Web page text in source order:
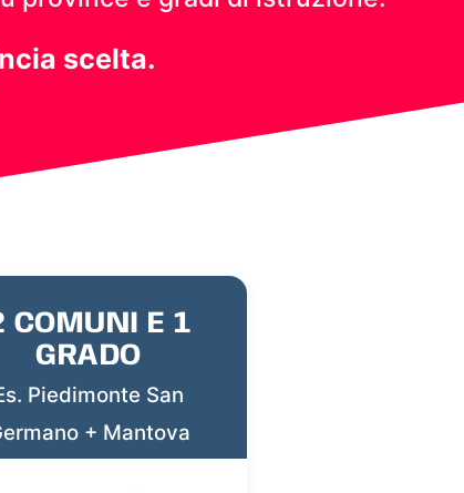
scelta.
COMUNI E 1
GRADO
Piedimonte San
+ Mantova